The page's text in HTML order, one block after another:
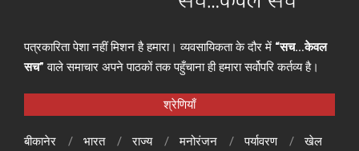
पत्रकारिता पेशा नहीं मिशन है हमारा। व्यवसायिकता के दौर में “सच…केवल
सच” वाले समाचार अपने पाठकों तक पहुँचाना ही हमारा सर्वोपरि कर्तव्य है।
श्रेणियाँ
बीकानेर भारत राज्य मनोरंजन पर्यावरण
खेल